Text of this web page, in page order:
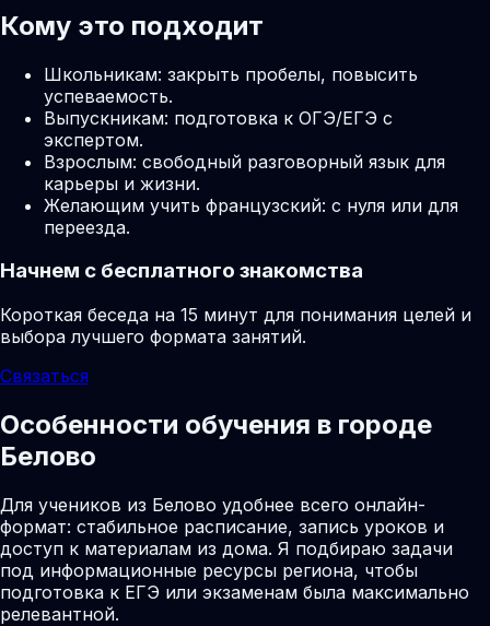
Кому это подходит
Школьникам: закрыть пробелы, повысить
успеваемость.
Выпускникам: подготовка к ОГЭ/ЕГЭ с
экспертом.
Взрослым: свободный разговорный язык для
карьеры и жизни.
Желающим учить французский: с нуля или для
переезда.
Начнем с бесплатного знакомства
Короткая беседа на 15 минут для понимания целей и
выбора лучшего формата занятий.
Связаться
Особенности обучения в городе
Белово
Для учеников из Белово удобнее всего онлайн-
формат: стабильное расписание, запись уроков и
доступ к материалам из дома. Я подбираю задачи
под информационные ресурсы региона, чтобы
подготовка к ЕГЭ или экзаменам была максимально
релевантной.